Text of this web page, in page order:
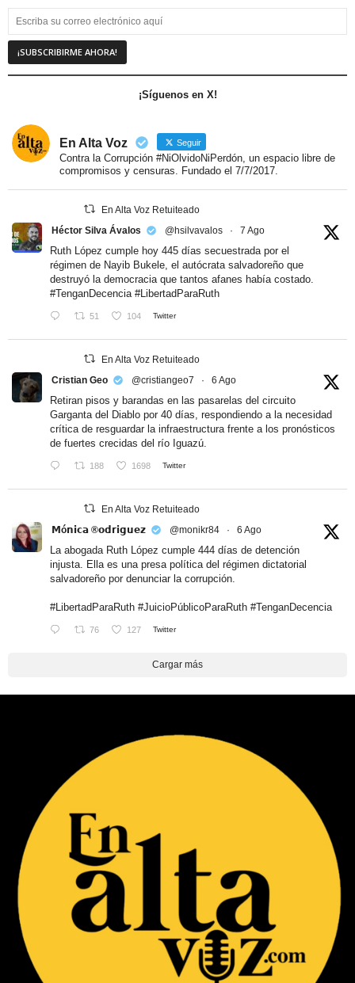
¡Síguenos en X!
En Alta Voz Seguir
Contra la Corrupción #NiOlvidoNiPerdón, un espacio libre de
compromisos y censuras. Fundado el 7/7/2017.
En Alta Voz Retuiteado
Héctor Silva Ávalos
@hsilvavalos · 7 Ago
Ruth López cumple hoy 445 días secuestrada por el
régimen de Nayib Bukele, el autócrata salvadoreño que
destruyó la democracia que tantos afanes había costado.
#TenganDecencia #LibertadParaRuth
51 104 Twitter
En Alta Voz Retuiteado
Cristian Geo
@cristiangeo7 · 6 Ago
Retiran pisos y barandas en las pasarelas del circuito
Garganta del Diablo por 40 días, respondiendo a la necesidad
crítica de resguardar la infraestructura frente a los pronósticos
de fuertes crecidas del río Iguazú.
188 1698 Twitter
En Alta Voz Retuiteado
𝗠ó𝗻𝗶𝗰𝗮 ®𝗼𝗱𝗿𝗶𝗴𝘂𝗲𝘇
@monikr84 · 6 Ago
La abogada Ruth López cumple 444 días de detención
injusta. Ella es una presa política del régimen dictatorial
salvadoreño por denunciar la corrupción.
#LibertadParaRuth #JuicioPúblicoParaRuth #TenganDecencia
76 127 Twitter
Cargar más